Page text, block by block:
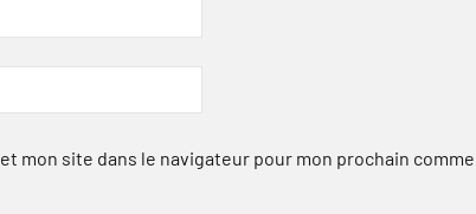
mon site dans le navigateur pour mon prochain